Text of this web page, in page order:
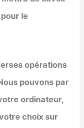
le
opérations
pouvons par
ordinateur,
choix sur